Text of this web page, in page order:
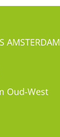
AMSTERDAM
Oud-West